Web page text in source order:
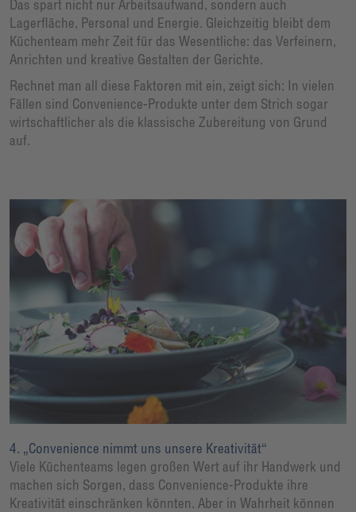
Das spart nicht nur Arbeitsaufwand, sondern auch
Lagerfläche, Personal und Energie. Gleichzeitig bleibt dem
Küchenteam mehr Zeit für das Wesentliche: das Verfeinern,
Anrichten und kreative Gestalten der Gerichte.
Rechnet man all diese Faktoren mit ein, zeigt sich: In vielen
Fällen sind Convenience-Produkte unter dem Strich sogar
wirtschaftlicher als die klassische Zubereitung von Grund
auf.
4. „Convenience nimmt uns unsere Kreativität“
Viele Küchenteams legen großen Wert auf ihr Handwerk und
machen sich Sorgen, dass Convenience-Produkte ihre
Kreativität einschränken könnten. Aber in Wahrheit können